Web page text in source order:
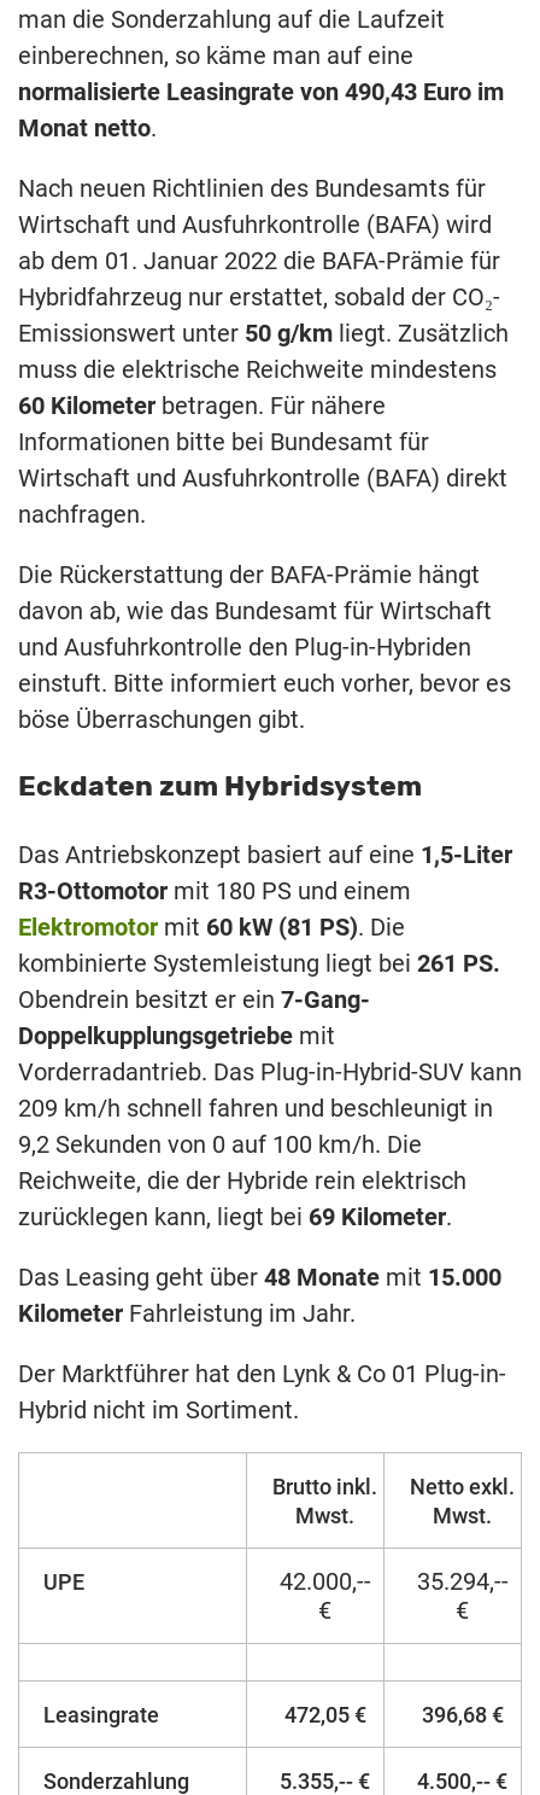
man die Sonderzahlung auf die Laufzeit
einberechnen, so käme man auf eine
normalisierte Leasingrate von 490,43 Euro im
Monat netto.
Nach neuen Richtlinien des Bundesamts für
Wirtschaft und Ausfuhrkontrolle (BAFA) wird
ab dem 01. Januar 2022 die BAFA-Prämie für
Hybridfahrzeug nur erstattet, sobald der CO₂-
Emissionswert unter 50 g/km liegt. Zusätzlich
muss die elektrische Reichweite mindestens
60 Kilometer betragen. Für nähere
Informationen bitte bei Bundesamt für
Wirtschaft und Ausfuhrkontrolle (BAFA) direkt
nachfragen.
Die Rückerstattung der BAFA-Prämie hängt
davon ab, wie das Bundesamt für Wirtschaft
und Ausfuhrkontrolle den Plug-in-Hybriden
einstuft. Bitte informiert euch vorher, bevor es
böse Überraschungen gibt.
Eckdaten zum Hybridsystem
Das Antriebskonzept basiert auf eine 1,5-Liter
R3-Ottomotor mit 180 PS und einem
Elektromotor mit 60 kW (81 PS). Die
kombinierte Systemleistung liegt bei 261 PS.
Obendrein besitzt er ein 7-Gang-
Doppelkupplungsgetriebe mit
Vorderradantrieb. Das Plug-in-Hybrid-SUV kann
209 km/h schnell fahren und beschleunigt in
9,2 Sekunden von 0 auf 100 km/h. Die
Reichweite, die der Hybride rein elektrisch
zurücklegen kann, liegt bei 69 Kilometer.
Das Leasing geht über 48 Monate mit 15.000
Kilometer Fahrleistung im Jahr.
Der Marktführer hat den Lynk & Co 01 Plug-in-
Hybrid nicht im Sortiment.
Brutto inkl.
Mwst.
Netto exkl.
Mwst.
UPE
42.000,--
€
35.294,--
€
Leasingrate 472,05 € 396,68 €
Sonderzahlung 5.355,-- € 4.500,-- €